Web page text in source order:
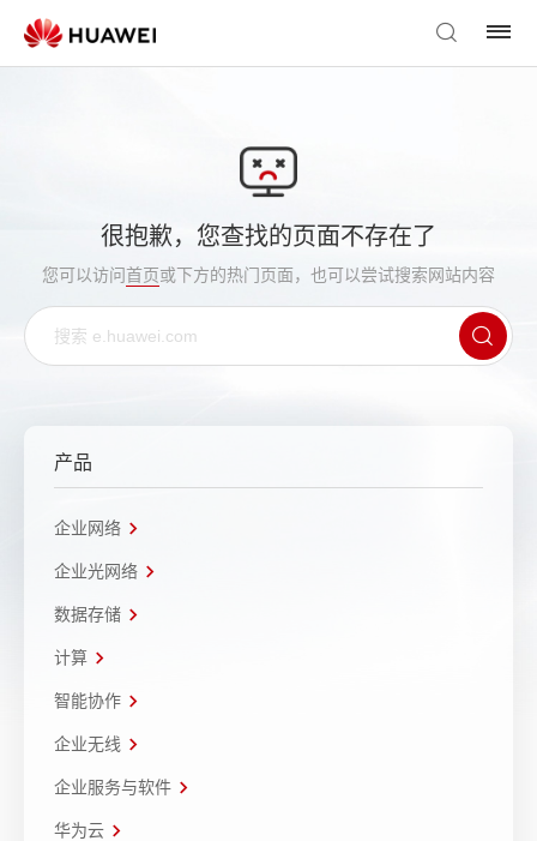
很抱歉，您查找的页面不存在了
您可以访问首页或下方的热门页面，也可以尝试搜索网站内容
产品
企业网络
企业光网络
数据存储
计算
智能协作
企业无线
企业服务与软件
华为云